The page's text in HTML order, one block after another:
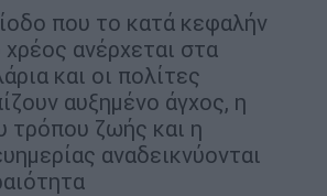
που το κατά κεφαλήν
ανέρχεται στα
και οι πολίτες
αυξημένο άγχος, η
τρόπου ζωής και η
αναδεικνύονται